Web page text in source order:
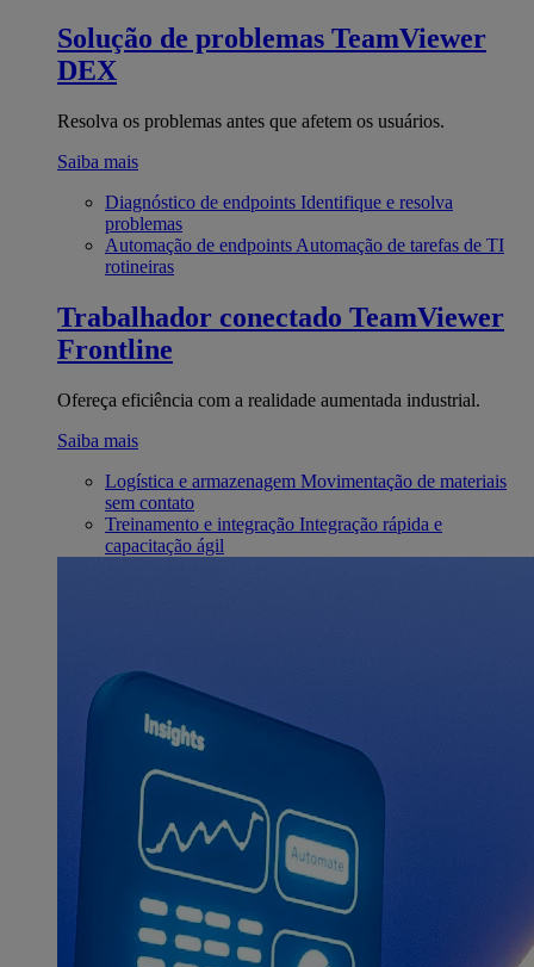
Solução de problemas TeamViewer
DEX
Resolva os problemas antes que afetem os usuários.
Saiba mais
Diagnóstico de endpoints Identifique e resolva
problemas
Automação de endpoints Automação de tarefas de TI
rotineiras
Trabalhador conectado TeamViewer
Frontline
Ofereça eficiência com a realidade aumentada industrial.
Saiba mais
Logística e armazenagem Movimentação de materiais
sem contato
Treinamento e integração Integração rápida e
capacitação ágil